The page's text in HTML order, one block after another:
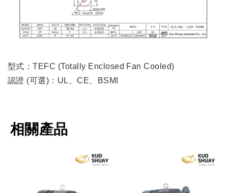
型式：TEFC (Totally Enclosed Fan Cooled)
認證 (可選)：UL、CE、BSMI
相關產品